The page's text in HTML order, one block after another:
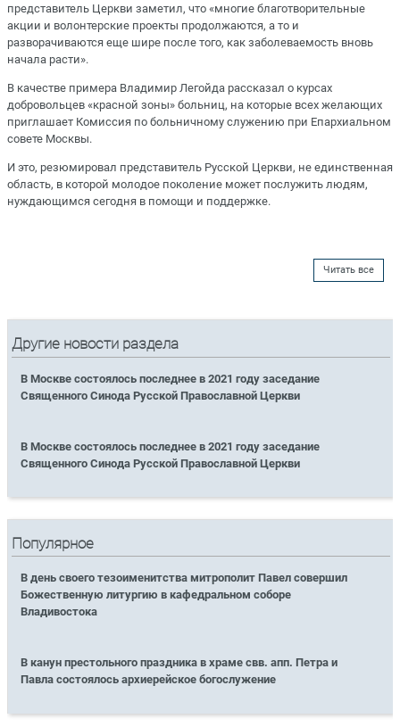
представитель Церкви заметил, что «многие благотворительные
акции и волонтерские проекты продолжаются, а то и
разворачиваются еще шире после того, как заболеваемость вновь
начала расти».
В качестве примера Владимир Легойда рассказал о курсах
добровольцев «красной зоны» больниц, на которые всех желающих
приглашает Комиссия по больничному служению при Епархиальном
совете Москвы.
И это, резюмировал представитель Русской Церкви, не единственная
область, в которой молодое поколение может послужить людям,
нуждающимся сегодня в помощи и поддержке.
Читать все
Другие новости раздела
В Москве состоялось последнее в 2021 году заседание
Священного Синода Русской Православной Церкви
В Москве состоялось последнее в 2021 году заседание
Священного Синода Русской Православной Церкви
Популярное
В день своего тезоименитства митрополит Павел совершил
Божественную литургию в кафедральном соборе
Владивостока
В канун престольного праздника в храме свв. апп. Петра и
Павла состоялось архиерейское богослужение